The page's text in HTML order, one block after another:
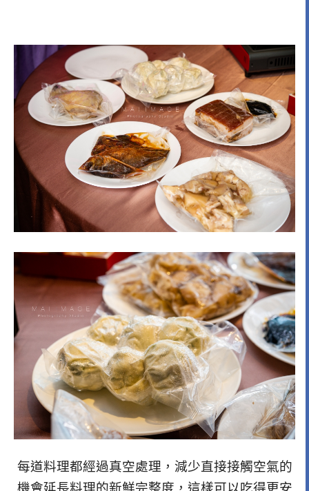
每道料理都經過真空處理，減少直接接觸空氣的
機會延長料理的新鮮完整度，這樣可以吃得更安